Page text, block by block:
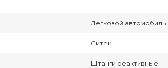
Легковой автомобиль
Ситек
Штанги реактивные